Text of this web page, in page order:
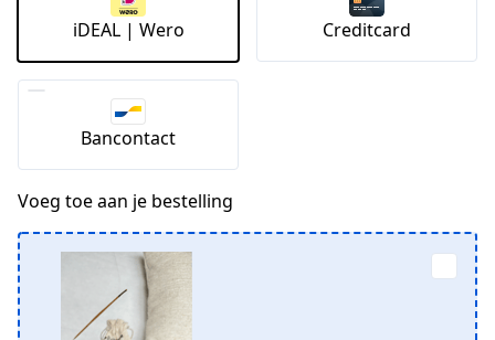
iDEAL | Wero Creditcard
Bancontact
Voeg toe aan je bestelling